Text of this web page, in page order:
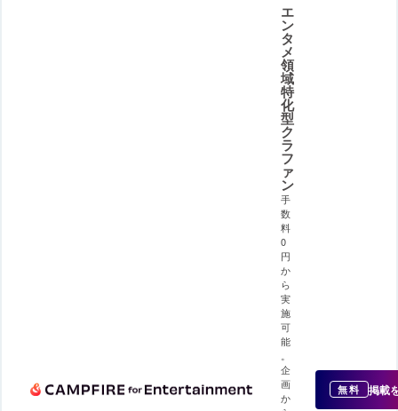
エ
ン
タ
メ
領
域
特
化
型
ク
ラ
フ
ァ
ン
手
数
料
0
円
か
ら
実
施
可
能
企
画
か
無料 掲載